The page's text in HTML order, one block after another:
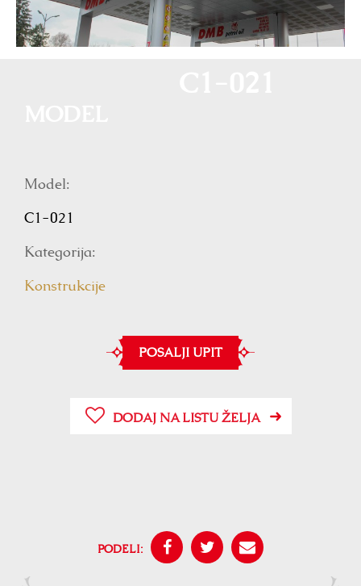
Model:
C1-021
Kategorija:
Konstrukcije
POSALJI UPIT
DODAJ NA LISTU ŽELJA
PODELI: